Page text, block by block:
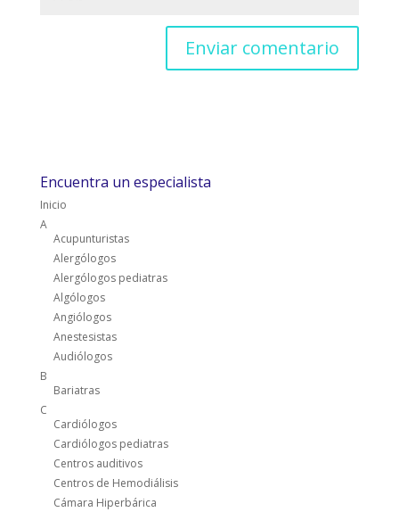
Encuentra un especialista
Inicio
A
Acupunturistas
Alergólogos
Alergólogos pediatras
Algólogos
Angiólogos
Anestesistas
Audiólogos
B
Bariatras
C
Cardiólogos
Cardiólogos pediatras
Centros auditivos
Centros de Hemodiálisis
Cámara Hiperbárica